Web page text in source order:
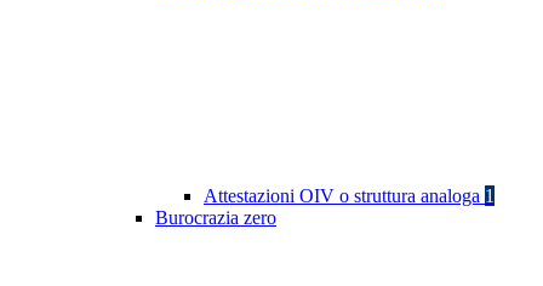
Attestazioni OIV o struttura analoga 1
Burocrazia zero